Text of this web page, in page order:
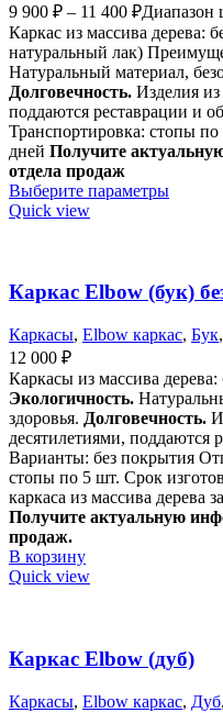
9 900 ₽ – 11 400 ₽Диапазон
Каркас из массива дерева:
натуральный лак)
Натуральный материал,
Долговечность. Изделия
поддаются реставрации и
Транспортировка: стопы
дней Получите
отдела продаж
Выберите параметры
Quick view
Каркас Elbow (бук)
Каркасы, Elbow каркас, Бук,
12 000 ₽
Каркасы из массива
Экологичность.
здоровья. Долговечность.
десятилетиями, поддаются
Варианты: без покрытия
стопы по 5 шт. Срок
каркаса из массива дерева
Получите актуальную
продаж.
В корзину
Quick view
Каркас Elbow (дуб)
Каркасы, Elbow каркас, Дуб,